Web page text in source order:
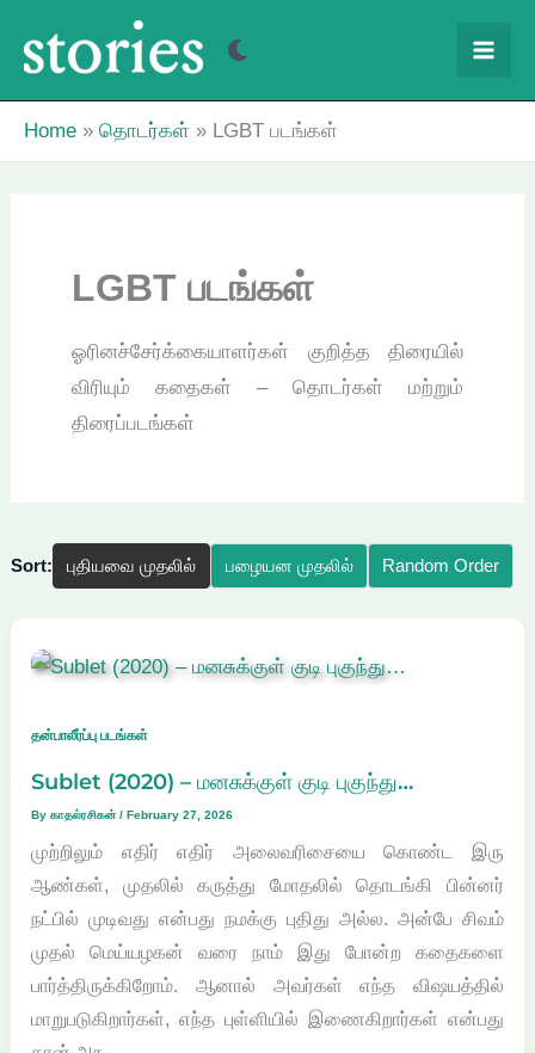
Home
தொடர்கள் LGBT படங்கள்
LGBT படங்கள்
ஓரினச்சேர்க்கையாளர்கள் குறித்த திரையில்
விரியும் கதைகள் – தொடர்கள் மற்றும்
திரைப்படங்கள்
Sort: புதியவை முதலில் பழையன முதலில் Random Order
தன்பாலீர்ப்பு படங்கள்
Sublet (2020) – மனசுக்குள் குடி புகுந்து…
Byகாதல்ரசிகன்/February 27, 2026
முற்றிலும் எதிர் எதிர் அலைவரிசையை கொண்ட இரு
ஆண்கள், முதலில் கருத்து மோதலில் தொடங்கி பின்னர்
நட்பில் முடிவது என்பது நமக்கு புதிது அல்ல. அன்பே சிவம்
முதல் மெய்யழகன் வரை நாம் இது போன்ற கதைகளை
பார்த்திருக்கிறோம். ஆனால் அவர்கள் எந்த விஷயத்தில்
மாறுபடுகிறார்கள், எந்த புள்ளியில் இணைகிறார்கள் என்பது